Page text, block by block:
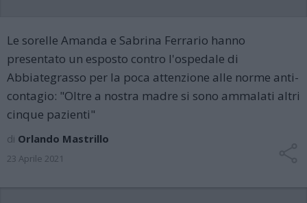
Le sorelle Amanda e Sabrina Ferrario hanno
presentato un esposto contro l'ospedale di
Abbiategrasso per la poca attenzione alle norme anti-
contagio: "Oltre a nostra madre si sono ammalati altri
cinque pazienti"
di Orlando Mastrillo
23 Aprile 2021